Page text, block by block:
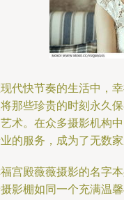
代快节奏的生活中，
那些珍贵的时刻永久
术。在众多摄影机构
的服务，成为了无数
宫殿薇薇摄影的名字
影棚如同一个充满温